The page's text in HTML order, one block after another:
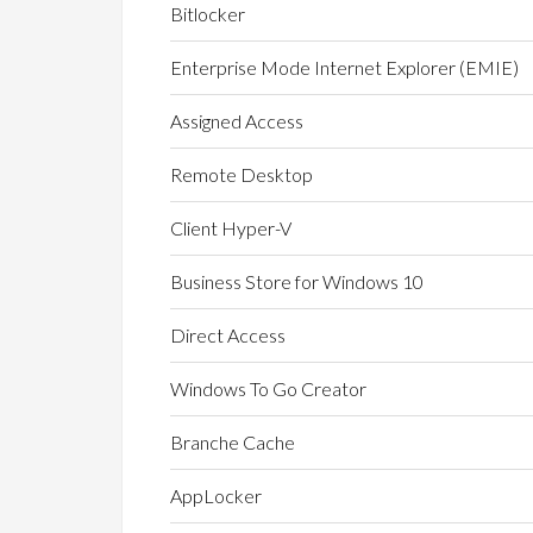
Bitlocker
Enterprise Mode Internet Explorer (EMIE)
Assigned Access
Remote Desktop
Client Hyper-V
Business Store for Windows 10
Direct Access
Windows To Go Creator
Branche Cache
AppLocker